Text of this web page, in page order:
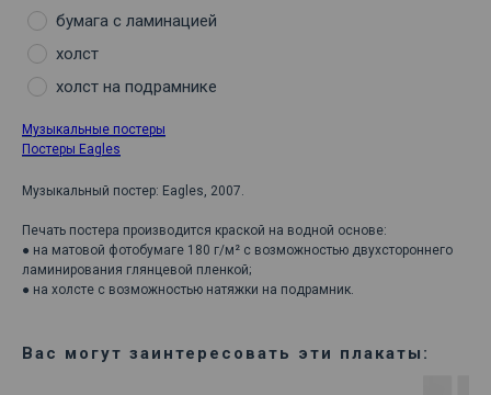
бумага с ламинацией
холст
холст на подрамнике
Музыкальные постеры
Постеры Eagles
Музыкальный постер: Eagles, 2007.
Печать постера производится краской на водной основе:
● на матовой фотобумаге 180 г/м² с возможностью двухстороннего
ламинирования глянцевой пленкой;
● на холсте с возможностью натяжки на подрамник.
Вас могут заинтересовать эти плакаты: